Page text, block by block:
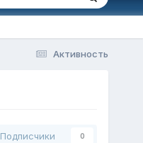
Активность
Подписчики 0